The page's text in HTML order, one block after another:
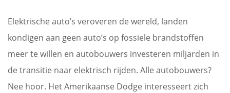
Elektrische auto’s veroveren de wereld, landen
kondigen aan geen auto’s op fossiele brandstoffen
meer te willen en autobouwers investeren miljarden in
de transitie naar elektrisch rijden. Alle autobouwers?
Nee hoor. Het Amerikaanse Dodge interesseert zich